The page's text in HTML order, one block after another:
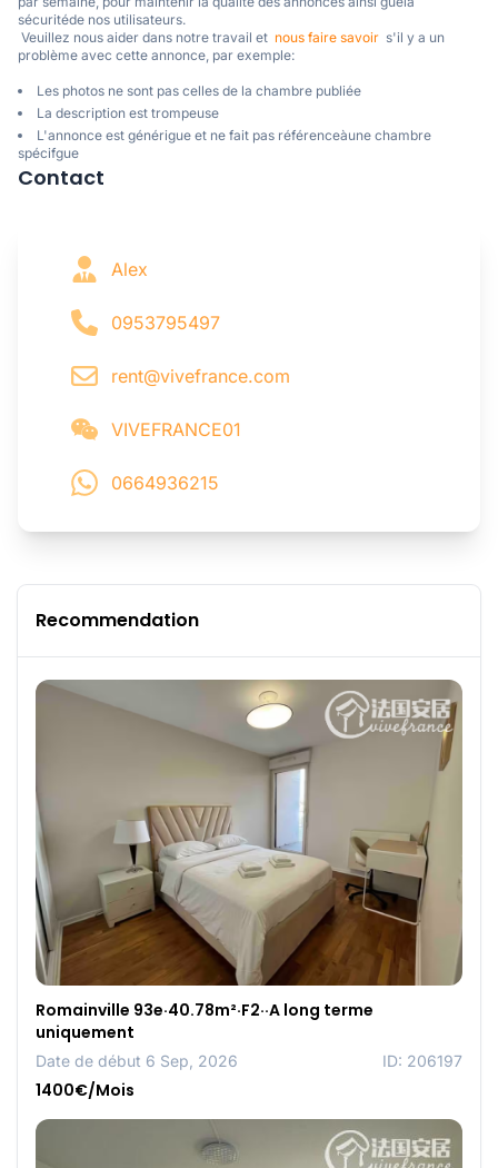
sécuritéde nos utilisateurs.
Veuillez nous aider dans notre travail et nous faire savoir
  s'il y a un
problème avec cette annonce, par exemple:
Les photos ne sont pas celles de la chambre publiée
La description est trompeuse
L'annonce est générigue et ne fait pas référenceàune chambre
spécifgue
Contact
Alex
0953795497
rent@vivefrance.com
VIVEFRANCE01
0664936215
Recommendation
Romainville 93e·40.78m²·F2··A long terme
uniquement
Date de début 6 Sep, 2026 ID: 206197
1400€/Mois